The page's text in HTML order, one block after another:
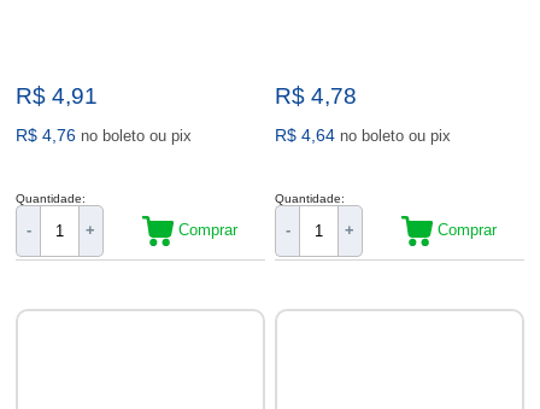
R$ 4,91
R$ 4,76 no boleto ou pix
Quantidade:
- + Comprar
R$ 4,78
R$ 4,64 no boleto ou pix
Quantidade:
- + Comprar